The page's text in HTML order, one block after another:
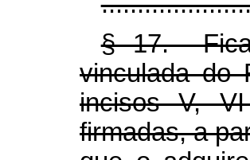
§ 17. Fica
vinculada do
incisos V,
firmadas, a